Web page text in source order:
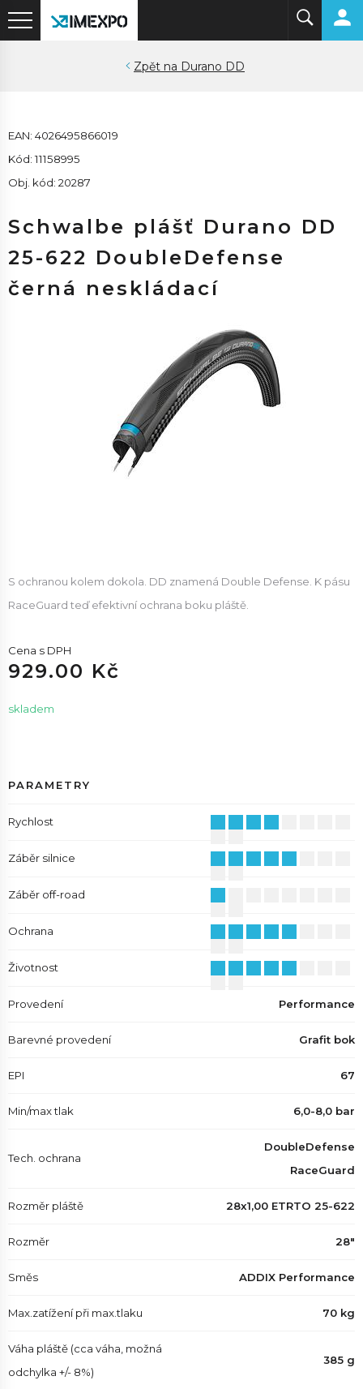
Durano DD
EAN: 4026495866019
Kód: 11158995
Obj. kód: 20287
Schwalbe plášť Durano DD
25-622 DoubleDefense
černá neskládací
S ochranou kolem dokola. DD znamená Double Defense. K pásu
RaceGuard teď efektivní ochrana boku pláště.
Cena s DPH
929.00 Kč
skladem
PARAMETRY
Rychlost
Záběr silnice
Záběr off-road
Ochrana
Životnost
Provedení Performance
Barevné provedení Grafit bok
EPI 67
Min/max tlak 6,0-8,0 bar
Tech. ochrana
DoubleDefense
RaceGuard
Rozměr pláště 28x1,00 ETRTO 25-622
Rozměr 28"
Směs ADDIX Performance
Max.zatížení při max.tlaku 70 kg
Váha pláště (cca váha, možná
odchylka +/- 8%)
385 g